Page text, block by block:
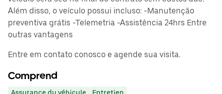
Além disso, o veículo possui incluso: -Manutenção
preventiva grátis -Telemetria -Assistência 24hrs Entre
outras vantagens
Entre em contato conosco e agende sua visita.
Comprend